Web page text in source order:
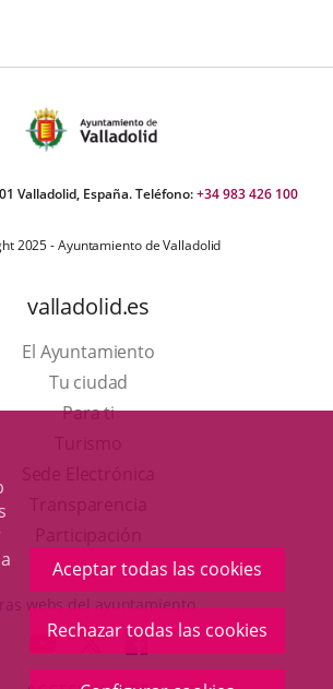
Aceptar todas las cookies
Rechazar todas las cookies
Valladolid, España. Teléfono:+34 983 426 100
2025 - Ayuntamiento de Valladolid
valladolid.es
El Ayuntamiento
Tu ciudad
Para ti
en
una
ventana
nueva.
aplicación
externa.
webs del ayuntamiento
ENLACE
A
ENLACE
A
ENLACE
A